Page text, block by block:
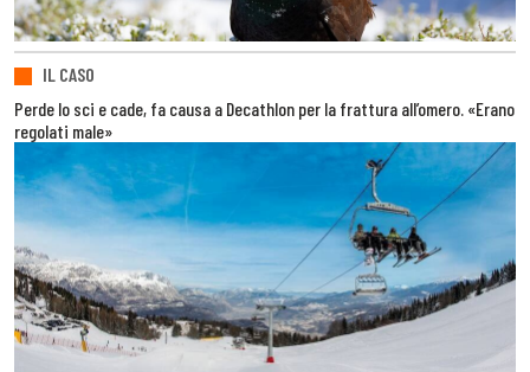
IL CASO
Perde lo sci e cade, fa causa a Decathlon per la frattura all’omero. «Erano
regolati male»